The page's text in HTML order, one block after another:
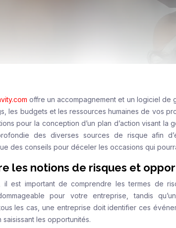
offre un accompagnement et un logiciel de
les budgets et les ressources humaines de vos
pour la conception d’un plan d’action visant la
des diverses sources de risque afin
des conseils pour déceler les occasions qui
les notions de risques et
il est important de comprendre les termes de
pour votre entreprise, tandis
les cas, une entreprise doit identifier ces
les opportunités.